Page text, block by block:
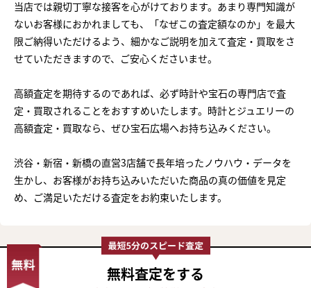
当店では親切丁寧な接客を心がけております。あまり専門知識が
ないお客様におかれましても、「なぜこの査定額なのか」を最大
限ご納得いただけるよう、細かなご説明を加えて査定・買取をさ
せていただきますので、ご安心くださいませ。
高額査定を期待するのであれば、必ず時計や宝石の専門店で査
定・買取されることをおすすめいたします。時計とジュエリーの
高額査定・買取なら、ぜひ宝石広場へお持ち込みください。
渋谷・新宿・新橋の直営3店舗で長年培ったノウハウ・データを
生かし、お客様がお持ち込みいただいた商品の真の価値を見定
め、ご満足いただける査定をお約束いたします。
無料査定をする